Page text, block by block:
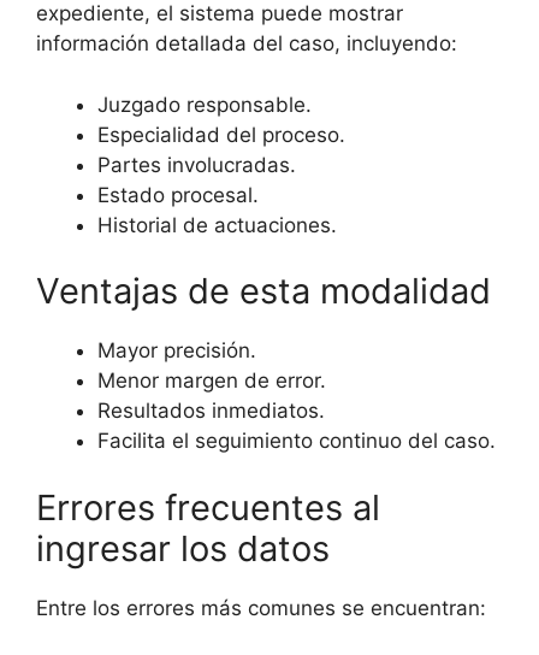
expediente, el sistema puede mostrar
información detallada del caso, incluyendo:
Juzgado responsable.
Especialidad del proceso.
Partes involucradas.
Estado procesal.
Historial de actuaciones.
Ventajas de esta modalidad
Mayor precisión.
Menor margen de error.
Resultados inmediatos.
Facilita el seguimiento continuo del caso.
Errores frecuentes al
ingresar los datos
Entre los errores más comunes se encuentran: